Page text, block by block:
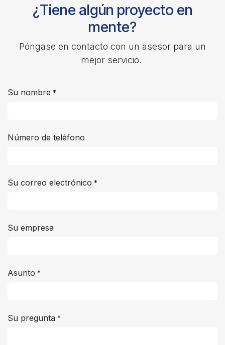
¿Tiene algún proyecto en
mente?
Póngase en contacto con un asesor para un
mejor servicio.
Su nombre *
Número de teléfono
Su correo electrónico *
Su empresa
Asunto *
Su pregunta *